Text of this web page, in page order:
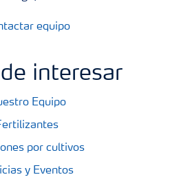
equipo
interesar
Equipo
por cultivos
y Eventos